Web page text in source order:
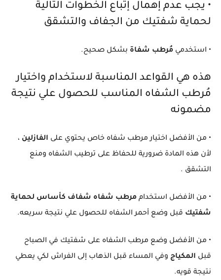
• يجب عدم إهمال إتباع الخطوات التالية
لحماية شفتيك من الجفاف والتشقق
• استخدمي مُرطب شفاة بشكل صحيح.
هذه هي القواعد المناسبة لاستخدام واختيار
مُرطب الشفاه المناسب للحصول علي نتيجة
مضمونه
• من الأفضل اختيار مرطب شفاه خاص يحتوي على الفازلين ،
لأن هذه المادة ضرورية للحفاظ على ترطيب الشفاه ومنع
التشقق .
• من الأفضل استخدام مرطب شفاه شفاف كأساس لحماية
شفتيك قبل وضع أحمر الشفاه للحصول علي نتيجة سريعه.
• من الأفضل وضع مرطب الشفاه على شفتيك في الصباح
قبل المكياج وفي المساء قبل الذهاب إلى الفراش لكي يعطي
نتيجة قويه.